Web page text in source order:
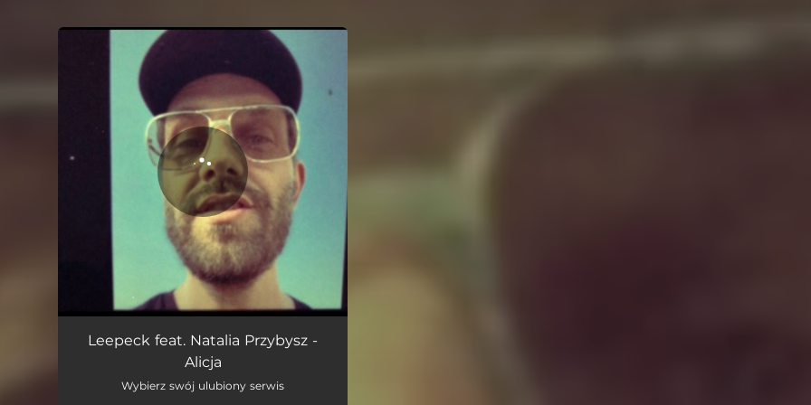
You're all set!
Leepeck feat. Natalia Przybysz -
Alicja
Wybierz swój ulubiony serwis